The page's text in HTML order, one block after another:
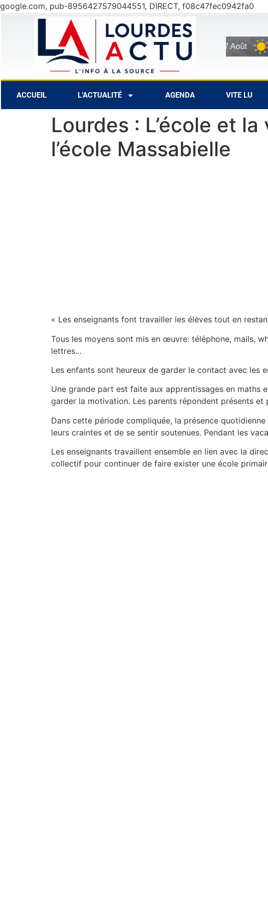
google.com, pub-8956427579044551, DIRECT, f08c47fec0942fa0
6 Août 25°C 7 Août
ACCUEIL L’ACTUALITÉ AGENDA VITE LU
Lourdes : L’école et
l’école Massabielle
« Les enseignants font travailler les élèves tout en
Tous les moyens sont mis en œuvre: téléphone, mails,
lettres…
Les enfants sont heureux de garder le contact avec les
Une grande part est faite aux apprentissages en maths
garder la motivation. Les parents répondent présents
Dans cette période compliquée, la présence
leurs craintes et de se sentir soutenues. Pendant les
Les enseignants travaillent ensemble en lien avec la
collectif pour continuer de faire exister une école